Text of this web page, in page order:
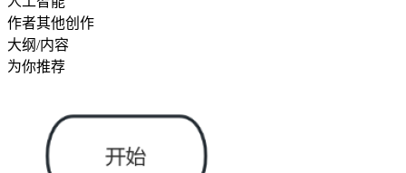
作者其他创作
大纲/内容
为你推荐